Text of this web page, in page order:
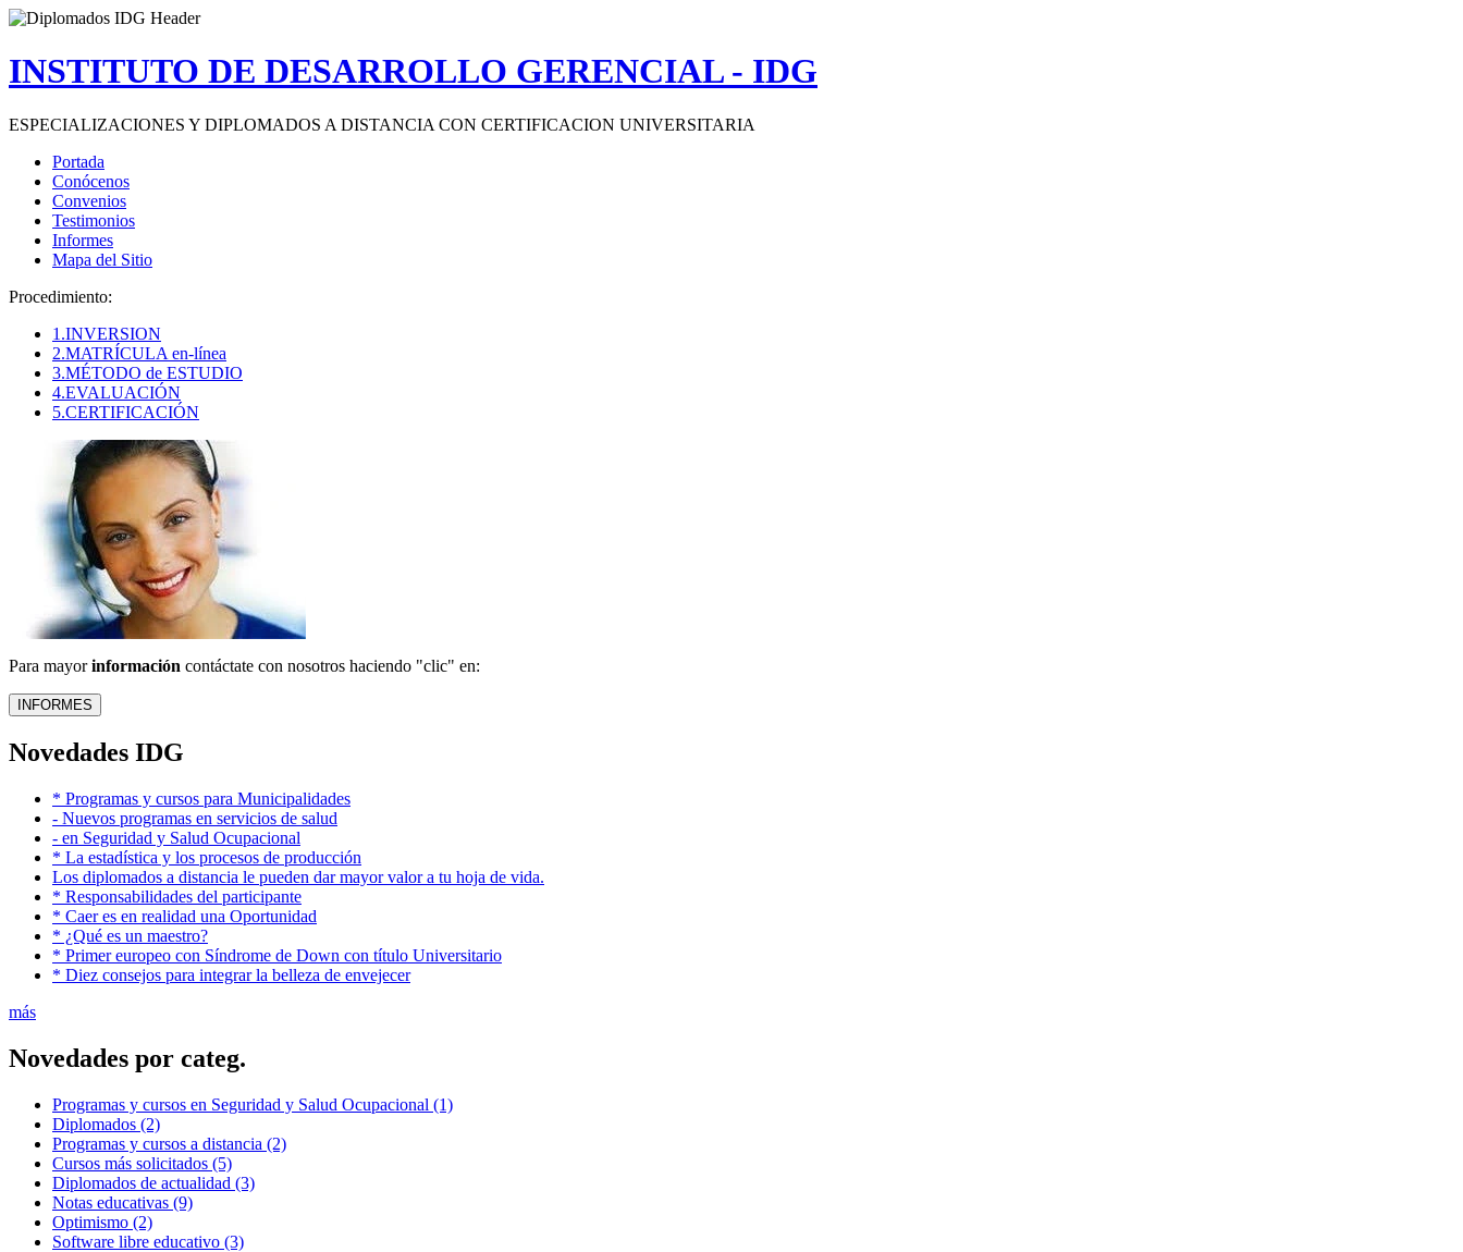
INSTITUTO DE DESARROLLO GERENCIAL - IDG
ESPECIALIZACIONES Y DIPLOMADOS A DISTANCIA CON CERTIFICACION UNIVERSITARIA
Portada
Conócenos
Convenios
Testimonios
Informes
Mapa del Sitio
Procedimiento:
1.INVERSION
2.MATRÍCULA en-línea
3.MÉTODO de ESTUDIO
4.EVALUACIÓN
5.CERTIFICACIÓN
Para mayorinformación contáctate con nosotros haciendo "clic" en:
Novedades IDG
* Programas y cursos para Municipalidades
- Nuevos programas en servicios de salud
- en Seguridad y Salud Ocupacional
* La estadística y los procesos de producción
Los diplomados a distancia le pueden dar mayor valor a tu hoja de vida.
* Responsabilidades del participante
* Caer es en realidad una Oportunidad
* ¿Qué es un maestro?
* Primer europeo con Síndrome de Down con título Universitario
* Diez consejos para integrar la belleza de envejecer
más
Novedades por categ.
Programas y cursos en Seguridad y Salud Ocupacional (1)
Diplomados (2)
Programas y cursos a distancia (2)
Cursos más solicitados (5)
Diplomados de actualidad (3)
Notas educativas (9)
Optimismo (2)
Software libre educativo (3)